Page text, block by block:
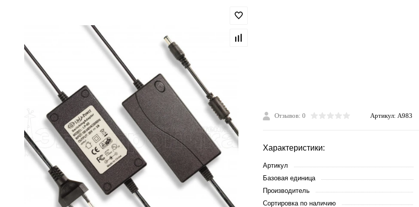
Отзывов: 0 Артикул: A983
Характеристики:
Артикул
Базовая единица
Производитель
Сортировка по наличию